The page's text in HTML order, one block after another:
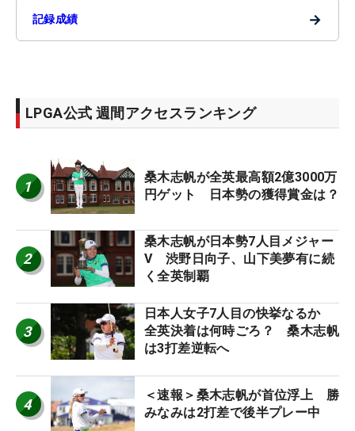
記録成績 →
LPGA公式 週間アクセスランキング
1
桑木志帆が全英最高額2億3000万
円ゲット 日本勢の獲得賞金は？
2
桑木志帆が日本勢7人目メジャー
V 渋野日向子、山下美夢有に続
く全英制覇
3
日本人女子7人目の快挙なるか
全英決着は何時ごろ？ 桑木志帆
は3打差逆転へ
4
＜速報＞桑木志帆が首位浮上 勝
みなみは2打差で後半プレー中